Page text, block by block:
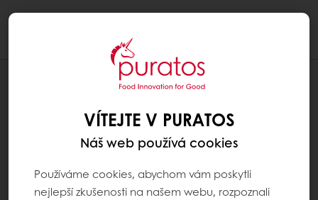
RECEPTY
VÍTEJTE V PURATOS
Náš web používá cookies
Používáme cookies, abychom vám poskytli
nejlepší zkušenosti na našem webu, rozpoznali